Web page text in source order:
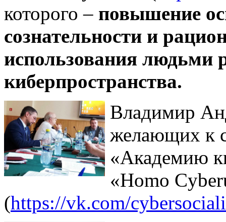
которого – повышение
сознательности и
использования людьми
киберпространства.
Владимир
желающих к
«Академию
«Homo
(https://vk.com/